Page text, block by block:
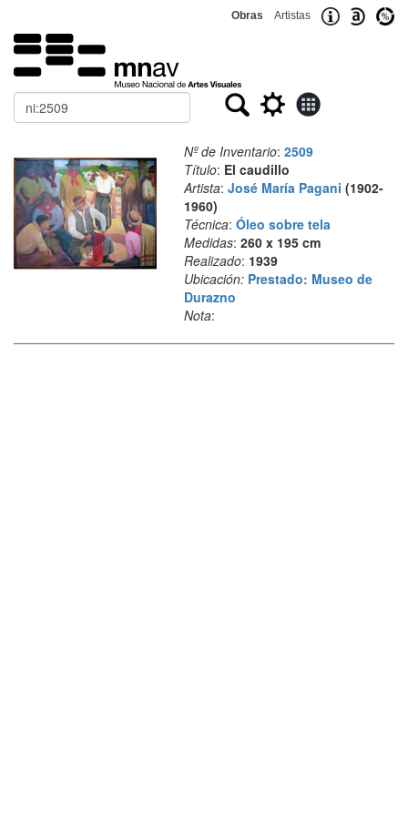
Obras Artistas
Buscar
Nº de Inventario: 2509
Título: El caudillo
Artista: José María Pagani (1902-
1960)
Técnica: Óleo sobre tela
Medidas: 260 x 195 cm
Realizado: 1939
Ubicación: Prestado: Museo de
Durazno
Nota: